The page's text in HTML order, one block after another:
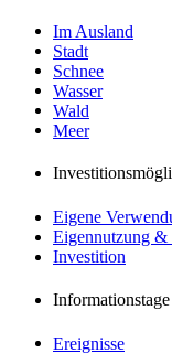
Im Ausland
Stadt
Schnee
Wasser
Wald
Meer
Eigene
Eigennutzung &
Investition
Informationstage
Ereignisse